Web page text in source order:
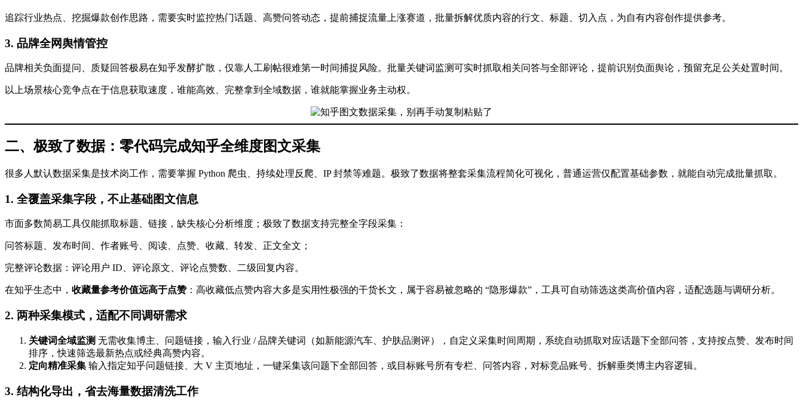
追踪行业热点、挖掘爆款创作思路，需要实时监控热门话题、高赞问答动态，提前捕捉流量上涨赛道，批量拆解优质内容的行文、标题、切入点，为自有内容创作提供参考。
3. 品牌全网舆情管控
品牌相关负面提问、质疑回答极易在知乎发酵扩散，仅靠人工刷帖很难第一时间捕捉风险。批量关键词监测可实时抓取相关问答与全部评论，提前识别负面舆论，预留充足公关处置时间。
以上场景核心竞争点在于信息获取速度，谁能高效、完整拿到全域数据，谁就能掌握业务主动权。
二、极致了数据：零代码完成知乎全维度图文采集
很多人默认数据采集是技术岗工作，需要掌握 Python 爬虫、持续处理反爬、IP 封禁等难题。极致了数据将整套采集流程简化可视化，普通运营仅配置基础参数，就能自动完成批量抓取。
1. 全覆盖采集字段，不止基础图文信息
市面多数简易工具仅能抓取标题、链接，缺失核心分析维度；极致了数据支持完整全字段采集：
问答标题、发布时间、作者账号、阅读、点赞、收藏、转发、正文全文；
完整评论数据：评论用户 ID、评论原文、评论点赞数、二级回复内容。
在知乎生态中， 收藏量参考价值远高于点赞：高收藏低点赞内容大多是实用性极强的干货长文，属于容易被忽略的 “隐形爆款”，工具可自动筛选这类高价值内容，适配选题与调研分析。
2. 两种采集模式，适配不同调研需求
关键词全域监测 无需收集博主、问题链接，输入行业 / 品牌关键词（如新能源汽车、护肤品测评），自定义采集时间周期，系统自动抓取对应话题下全部问答，支持按点赞、发布时间
排序，快速筛选最新热点或经典高赞内容。
定向精准采集 输入指定知乎问题链接、大 V 主页地址，一键采集该问题下全部回答，或目标账号所有专栏、问答内容，对标竞品账号、拆解垂类博主内容逻辑。
3. 结构化导出，省去海量数据清洗工作